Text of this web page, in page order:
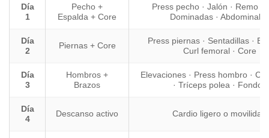
Día
1
Pecho +
Espalda + Core
Press pecho · Jalón · Remo
Dominadas · Abdominales
Día
2
Piernas + Core
Press piernas · Sentadillas ·
Curl femoral · Core
Día
3
Hombros +
Brazos
Elevaciones · Press hombro ·
· Tríceps polea · Fondos
Día
4
Descanso activo Cardio ligero o movilidad